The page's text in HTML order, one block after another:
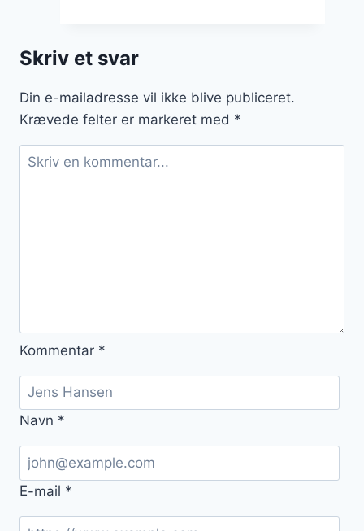
Skriv et svar
Din e-mailadresse vil ikke blive publiceret.
Krævede felter er markeret med *
Kommentar *
Navn *
E-mail *